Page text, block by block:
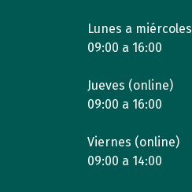
Lunes a miércoles
09:00 a 16:00
Jueves (online)
09:00 a 16:00
Viernes (online)
09:00 a 14:00